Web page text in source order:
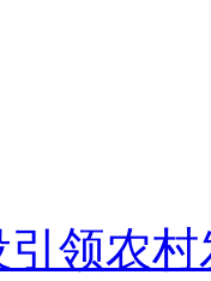
领农